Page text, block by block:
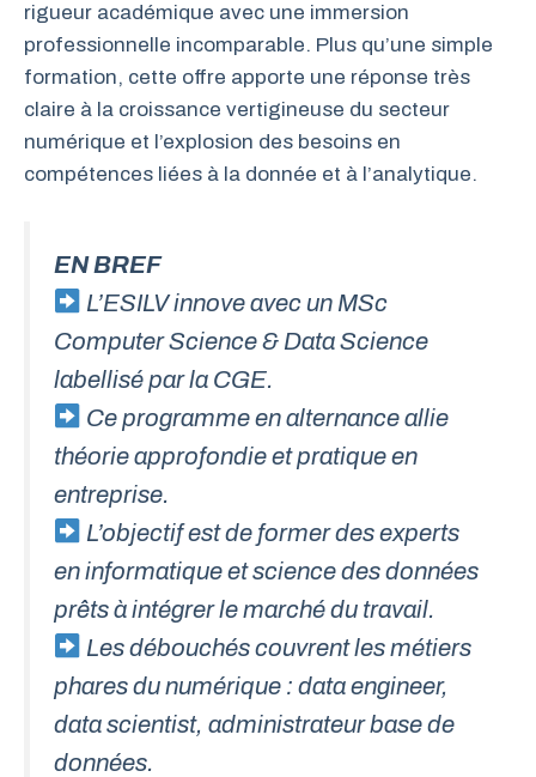
rigueur académique avec une immersion
professionnelle incomparable. Plus qu’une simple
formation, cette offre apporte une réponse très
claire à la croissance vertigineuse du secteur
numérique et l’explosion des besoins en
compétences liées à la donnée et à l’analytique.
EN BREF
L’ESILV innove avec un MSc
Computer Science & Data Science
labellisé par la CGE.
Ce programme en alternance allie
théorie approfondie et pratique en
entreprise.
L’objectif est de former des experts
en informatique et science des données
prêts à intégrer le marché du travail.
Les débouchés couvrent les métiers
phares du numérique : data engineer,
data scientist, administrateur base de
données.